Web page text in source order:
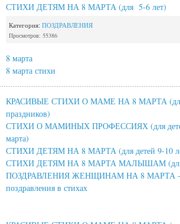
СТИХИ ДЕТЯМ НА 8 МАРТА (для 5-6 лет)
Категория: ПОЗДРАВЛЕНИЯ
Просмотров: 55386
8 марта
8 марта стихи
КРАСИВЫЕ СТИХИ О МАМЕ НА 8 МАРТА
праздников)
СТИХИ О МАМИНЫХ ПРОФЕССИЯХ (для
марта)
СТИХИ ДЕТЯМ НА 8 МАРТА (для детей 9-10
СТИХИ ДЕТЯМ НА 8 МАРТА МАЛЫШАМ (для
ПОЗДРАВЛЕНИЯ ЖЕНЩИНАМ НА 8 МАРТА -
поздравления в стихах